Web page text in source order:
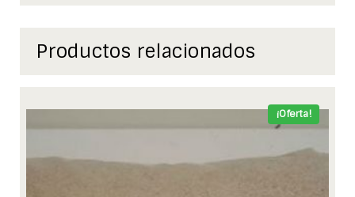
Productos relacionados
¡Oferta!